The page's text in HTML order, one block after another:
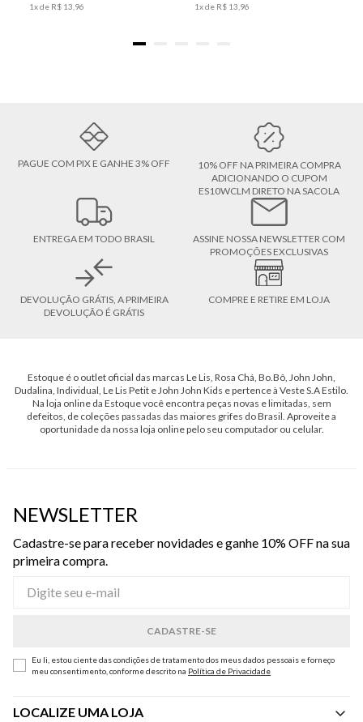
1x de R$ 13 96 1x de R$ 13 96
PAGUE COM PIX E GANHE 3% OFF
10% OFF NA PRIMEIRA COMPRA
ADICIONANDO O CUPOM
ES10WCLM DIRETO NA SACOLA
ENTREGA EM TODO BRASIL
ASSINE NOSSA NEWSLETTER COM
PROMOÇÕES EXCLUSIVAS
DEVOLUÇÃO GRÁTIS, A PRIMEIRA
DEVOLUÇÃO É GRÁTIS
COMPRE E RETIRE EM LOJA
Estoque é o outlet oficial das marcas Le Lis, Rosa Chá, Bo.Bô, John John,
Dudalina, Individual, Le Lis Petit e John John Kids e pertence à Veste S.A Estilo.
Na loja online da Estoque você encontra peças novas e limitadas, sem
defeitos, de coleções passadas das maiores grifes do Brasil. Aproveite a
oportunidade da nossa loja online pelo seu computador ou celular.
NEWSLETTER
Cadastre-se para receber novidades e ganhe 10% OFF na sua
primeira compra.
Eu li, estou ciente das condições de tratamento dos meus dados pessoais e forneço
meu consentimento, conforme descrito na Política de Privacidade
LOCALIZE UMA LOJA